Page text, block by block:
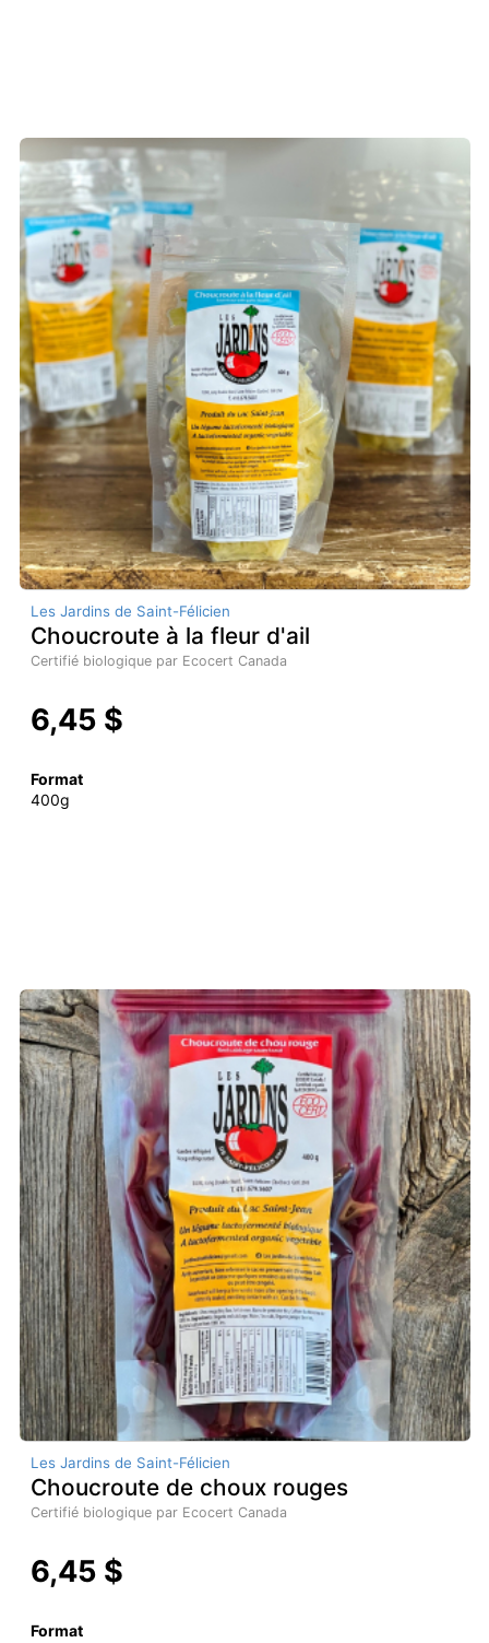
Les Jardins de Saint-Félicien
Choucroute à la fleur d'ail
Certifié biologique par Ecocert Canada
6,45 $
Format
400g
Les Jardins de Saint-Félicien
Choucroute de choux rouges
Certifié biologique par Ecocert Canada
6,45 $
Format